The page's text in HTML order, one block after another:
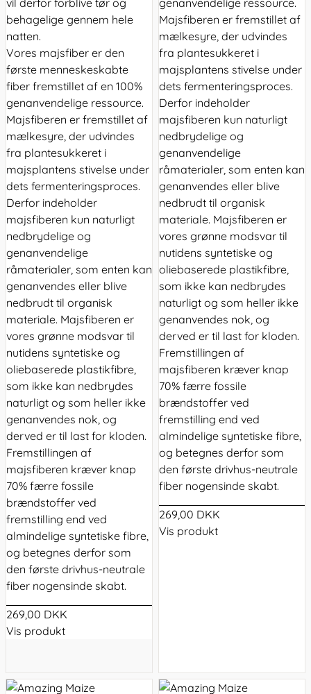
vil derfor forblive tør og
behagelige gennem hele
natten.
Vores majsfiber er den
første menneskeskabte
fiber fremstillet af en 100%
genanvendelige ressource.
Majsfiberen er fremstillet af
mælkesyre, der udvindes
fra plantesukkeret i
majsplantens stivelse under
dets fermenteringsproces.
Derfor indeholder
majsfiberen kun naturligt
nedbrydelige og
genanvendelige
råmaterialer, som enten kan
genanvendes eller blive
nedbrudt til organisk
materiale. Majsfiberen er
vores grønne modsvar til
nutidens syntetiske og
oliebaserede plastikfibre,
som ikke kan nedbrydes
naturligt og som heller ikke
genanvendes nok, og
derved er til last for kloden.
Fremstillingen af
majsfiberen kræver knap
70% færre fossile
brændstoffer ved
fremstilling end ved
almindelige syntetiske fibre,
og betegnes derfor som
den første drivhus-neutrale
fiber nogensinde skabt.
269,00 DKK
Vis produkt
genanvendelige ressource.
Majsfiberen er fremstillet af
mælkesyre, der udvindes
fra plantesukkeret i
majsplantens stivelse under
dets fermenteringsproces.
Derfor indeholder
majsfiberen kun naturligt
nedbrydelige og
genanvendelige
råmaterialer, som enten kan
genanvendes eller blive
nedbrudt til organisk
materiale. Majsfiberen er
vores grønne modsvar til
nutidens syntetiske og
oliebaserede plastikfibre,
som ikke kan nedbrydes
naturligt og som heller ikke
genanvendes nok, og
derved er til last for kloden.
Fremstillingen af
majsfiberen kræver knap
70% færre fossile
brændstoffer ved
fremstilling end ved
almindelige syntetiske fibre,
og betegnes derfor som
den første drivhus-neutrale
fiber nogensinde skabt.
269,00 DKK
Vis produkt